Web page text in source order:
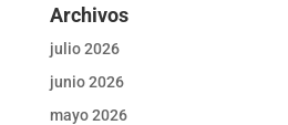
Archivos
julio 2026
junio 2026
mayo 2026